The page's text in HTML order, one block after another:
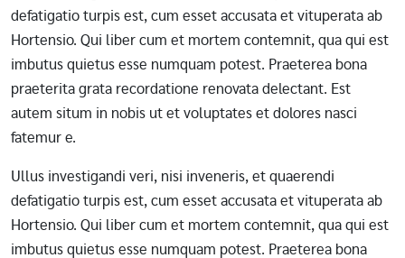
defatigatio turpis est, cum esset accusata et vituperata ab
Hortensio. Qui liber cum et mortem contemnit, qua qui est
imbutus quietus esse numquam potest. Praeterea bona
praeterita grata recordatione renovata delectant. Est
autem situm in nobis ut et voluptates et dolores nasci
fatemur e.
Ullus investigandi veri, nisi inveneris, et quaerendi
defatigatio turpis est, cum esset accusata et vituperata ab
Hortensio. Qui liber cum et mortem contemnit, qua qui est
imbutus quietus esse numquam potest. Praeterea bona